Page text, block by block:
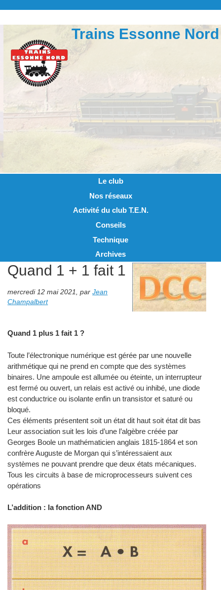
Trains Essonne Nord
Le club
Nos réseaux
Activité du club T.E.N.
Conseils
Technique
Archives
Quand 1 + 1 fait 1
mercredi 12 mai 2021,parJean
Champalbert
Quand 1 plus 1 fait 1 ?
Toute l’électronique numérique est gérée par une nouvelle
arithmétique qui ne prend en compte que des systèmes
binaires. Une ampoule est allumée ou éteinte, un interrupteur
est fermé ou ouvert, un relais est activé ou inhibé, une diode
est conductrice ou isolante enfin un transistor et saturé ou
bloqué.
Ces éléments présentent soit un état dit haut soit état dit bas
Leur association suit les lois d’une l’algèbre créée par
Georges Boole un mathématicien anglais 1815-1864 et son
confrère Auguste de Morgan qui s’intéressaient aux
systèmes ne pouvant prendre que deux états mécaniques.
Tous les circuits à base de microprocesseurs suivent ces
opérations
L’addition : la fonction AND